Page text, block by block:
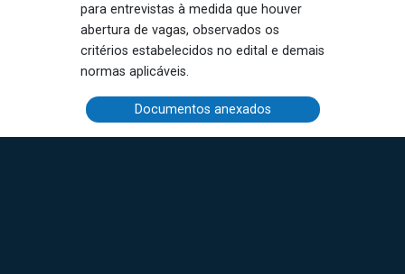
para entrevistas à medida que houver
abertura de vagas, observados os
critérios estabelecidos no edital e demais
normas aplicáveis.
Documentos anexados